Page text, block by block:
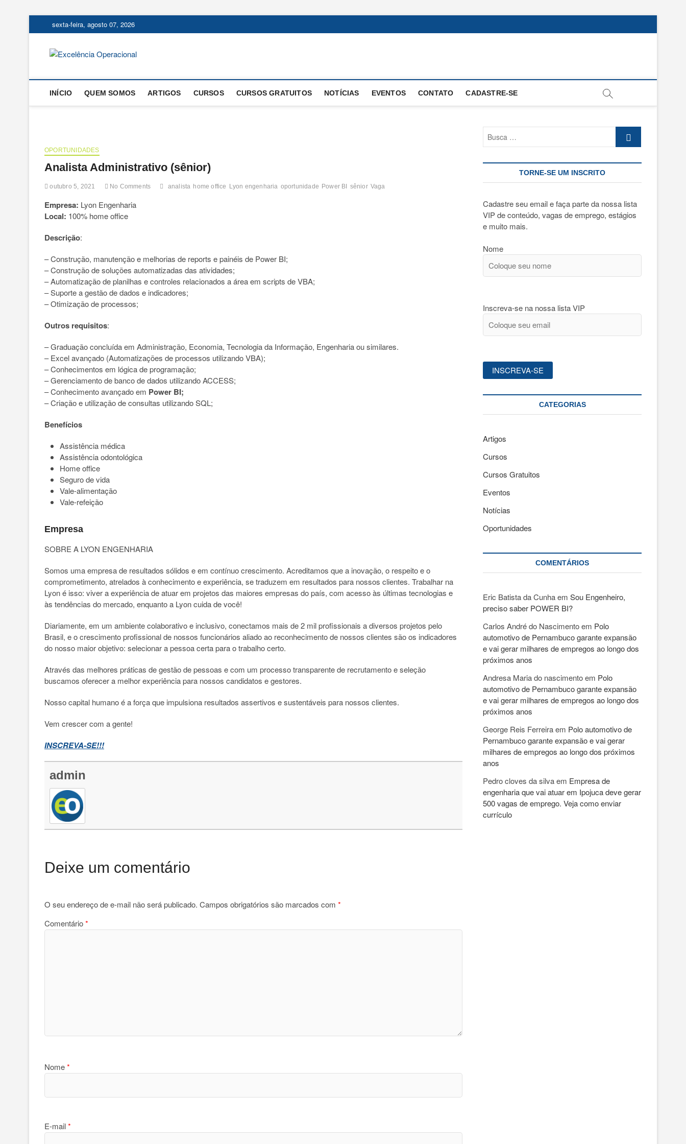
to
sexta-feira, agosto 07, 2026
INÍCIO QUEM SOMOS ARTIGOS CURSOS CURSOS GRATUITOS NOTÍCIAS EVENTOS CONTATO CADASTRE-SE
OPORTUNIDADES
Analista Administrativo (sênior)
outubro 5, 2021 No Comments analista home office Lyon engenharia oportunidade Power BI sênior Vaga
Empresa: Lyon Engenharia
Local: 100% home office
Descrição:
– Construção, manutenção e melhorias de reports e painéis de Power BI;
– Construção de soluções automatizadas das atividades;
– Automatização de planilhas e controles relacionados a área em scripts de VBA;
– Suporte a gestão de dados e indicadores;
– Otimização de processos;
Outros requisitos:
– Graduação concluída em Administração, Economia, Tecnologia da Informação, Engenharia ou similares.
– Excel avançado (Automatizações de processos utilizando VBA);
– Conhecimentos em lógica de programação;
– Gerenciamento de banco de dados utilizando ACCESS;
– Conhecimento avançado em Power BI;
– Criação e utilização de consultas utilizando SQL;
Benefícios
Assistência médica
Assistência odontológica
Home office
Seguro de vida
Vale-alimentação
Vale-refeição
Empresa
SOBRE A LYON ENGENHARIA
Somos uma empresa de resultados sólidos e em contínuo crescimento. Acreditamos que a inovação, o respeito e o
comprometimento, atrelados à conhecimento e experiência, se traduzem em resultados para nossos clientes. Trabalhar na
Lyon é isso: viver a experiência de atuar em projetos das maiores empresas do país, com acesso às últimas tecnologias e
às tendências do mercado, enquanto a Lyon cuida de você!
Diariamente, em um ambiente colaborativo e inclusivo, conectamos mais de 2 mil profissionais a diversos projetos pelo
Brasil, e o crescimento profissional de nossos funcionários aliado ao reconhecimento de nossos clientes são os indicadores
do nosso maior objetivo: selecionar a pessoa certa para o trabalho certo.
Através das melhores práticas de gestão de pessoas e com um processo transparente de recrutamento e seleção
buscamos oferecer a melhor experiência para nossos candidatos e gestores.
Nosso capital humano é a força que impulsiona resultados assertivos e sustentáveis para nossos clientes.
Vem crescer com a gente!
INSCREVA-SE!!!
admin
Deixe um comentário
O seu endereço de e-mail não será publicado. Campos obrigatórios são marcados com *
Comentário*
Nome*
E-mail*
TORNE-SE UM INSCRITO
Cadastre seu email e faça parte da nossa lista
VIP de conteúdo, vagas de emprego, estágios
e muito mais.
Nome
Inscreva-se na nossa lista VIP
CATEGORIAS
Artigos
Cursos
Cursos Gratuitos
Eventos
Notícias
Oportunidades
COMENTÁRIOS
Eric Batista da Cunhaem Sou Engenheiro,
preciso saber POWER BI?
Carlos André do Nascimentoem Polo
automotivo de Pernambuco garante expansão
e vai gerar milhares de empregos ao longo dos
próximos anos
Andresa Maria do nascimentoem Polo
automotivo de Pernambuco garante expansão
e vai gerar milhares de empregos ao longo dos
próximos anos
George Reis Ferreiraem Polo automotivo de
Pernambuco garante expansão e vai gerar
milhares de empregos ao longo dos próximos
anos
Pedro cloves da silvaem Empresa de
engenharia que vai atuar em Ipojuca deve gerar
500 vagas de emprego. Veja como enviar
currículo